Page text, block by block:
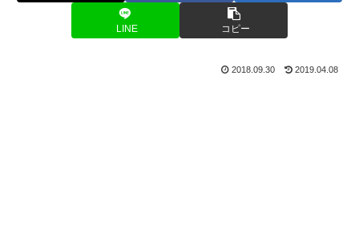
LINE コピー
2018.09.30 2019.04.08